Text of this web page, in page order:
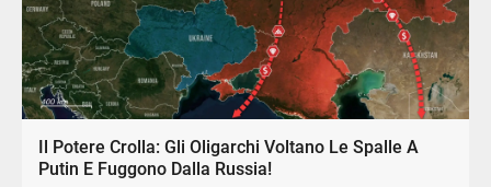
Il Potere Crolla: Gli Oligarchi Voltano Le Spalle A
Putin E Fuggono Dalla Russia!